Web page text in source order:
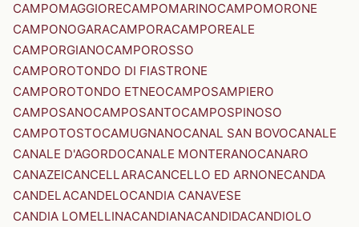
CAMPOMAGGIORECAMPOMARINOCAMPOMORONE
CAMPONOGARACAMPORACAMPOREALE
CAMPORGIANOCAMPOROSSO
CAMPOROTONDO DI FIASTRONE
CAMPOROTONDO ETNEOCAMPOSAMPIERO
CAMPOSANOCAMPOSANTOCAMPOSPINOSO
CAMPOTOSTOCAMUGNANOCANAL SAN BOVOCANALE
CANALE D'AGORDOCANALE MONTERANOCANARO
CANAZEICANCELLARACANCELLO ED ARNONECANDA
CANDELACANDELOCANDIA CANAVESE
CANDIA LOMELLINACANDIANACANDIDACANDIOLO